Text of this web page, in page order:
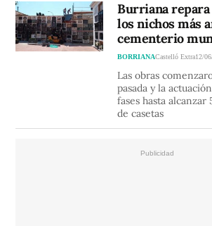
Burriana
los nichos más
cementerio
BORRIANACastelló Extra12/
Las obras
pasada y la
fases hasta
de casetas